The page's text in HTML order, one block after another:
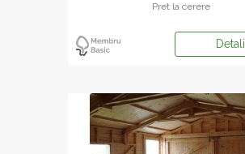
Pret la cerere